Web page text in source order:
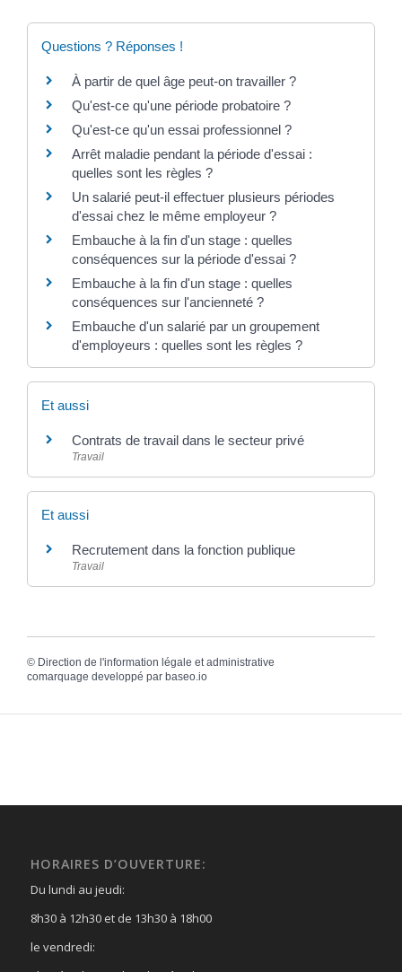
Questions ? Réponses !
À partir de quel âge peut-on travailler ?
Qu'est-ce qu'une période probatoire ?
Qu'est-ce qu'un essai professionnel ?
Arrêt maladie pendant la période d'essai :
quelles sont les règles ?
Un salarié peut-il effectuer plusieurs périodes
d'essai chez le même employeur ?
Embauche à la fin d'un stage : quelles
conséquences sur la période d'essai ?
Embauche à la fin d'un stage : quelles
conséquences sur l'ancienneté ?
Embauche d'un salarié par un groupement
d'employeurs : quelles sont les règles ?
Et aussi
Contrats de travail dans le secteur privé
Travail
Et aussi
Recrutement dans la fonction publique
Travail
© Direction de l'information légale et administrative
comarquage developpé par baseo.io
HORAIRES D’OUVERTURE:
Du lundi au jeudi:
8h30 à 12h30 et de 13h30 à 18h00
le vendredi: